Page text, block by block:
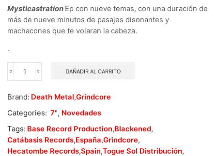
Mysticastration Ep con nueve temas, con una duración de
más de nueve minutos de pasajes disonantes y
machacones que te volaran la cabeza.
.
Under
-
Mysticastration
cantidad
AÑADIR AL CARRITO
Brand: Death Metal,Grindcore
Categories: 7", Novedades
Tags: Base Record Production,Blackened,
Catábasis Records,España,Grindcore,
Hecatombe Records,Spain,Togue Sol Distribución,